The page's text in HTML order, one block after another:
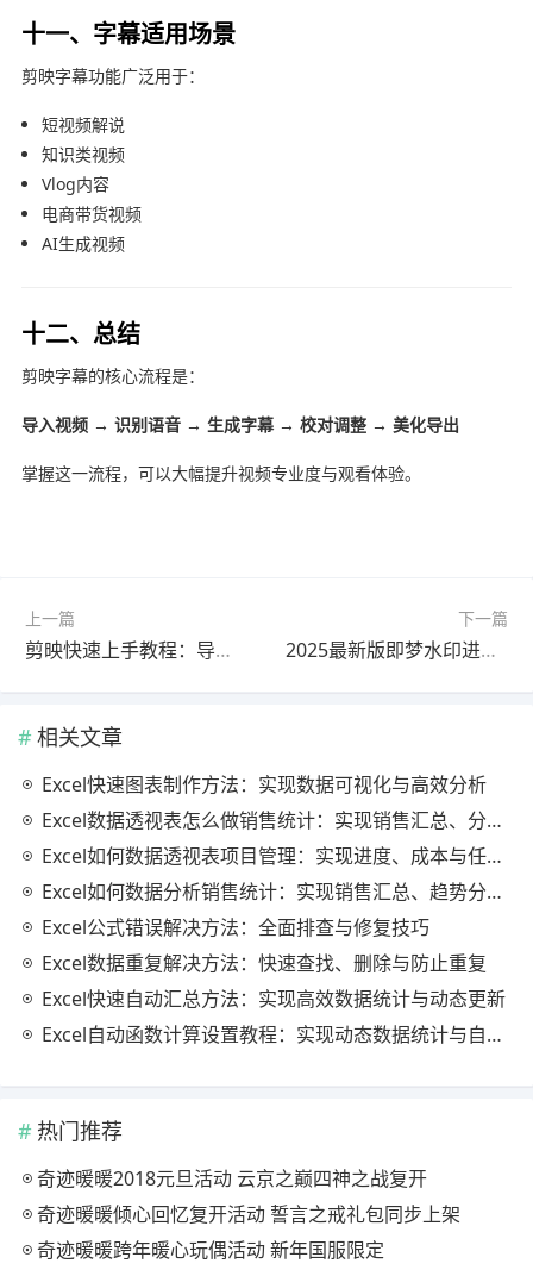
十一、字幕适用场景
剪映字幕功能广泛用于：
短视频解说
知识类视频
Vlog内容
电商带货视频
AI生成视频
十二、总结
剪映字幕的核心流程是：
导入视频 → 识别语音 → 生成字幕 → 校对调整 → 美化导出
掌握这一流程，可以大幅提升视频专业度与观看体验。
上一篇
剪映快速上手教程：导入完整教程官方最新版（一看就会）
下一篇
2025最新版即梦水印进阶教程教程｜最新方法
相关文章
Excel快速图表制作方法：实现数据可视化与高效分析
Excel数据透视表怎么做销售统计：实现销售汇总、分析与动态监控
Excel如何数据透视表项目管理：实现进度、成本与任务的高效分析
Excel如何数据分析销售统计：实现销售汇总、趋势分析与业绩优化
Excel公式错误解决方法：全面排查与修复技巧
Excel数据重复解决方法：快速查找、删除与防止重复
Excel快速自动汇总方法：实现高效数据统计与动态更新
Excel自动函数计算设置教程：实现动态数据统计与自动更新
热门推荐
奇迹暖暖2018元旦活动 云京之巅四神之战复开
奇迹暖暖倾心回忆复开活动 誓言之戒礼包同步上架
奇迹暖暖跨年暖心玩偶活动 新年国服限定